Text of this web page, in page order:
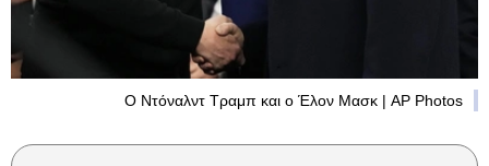
Ο Ντόναλντ Τραμπ και ο Έλον Μασκ | AP Photos